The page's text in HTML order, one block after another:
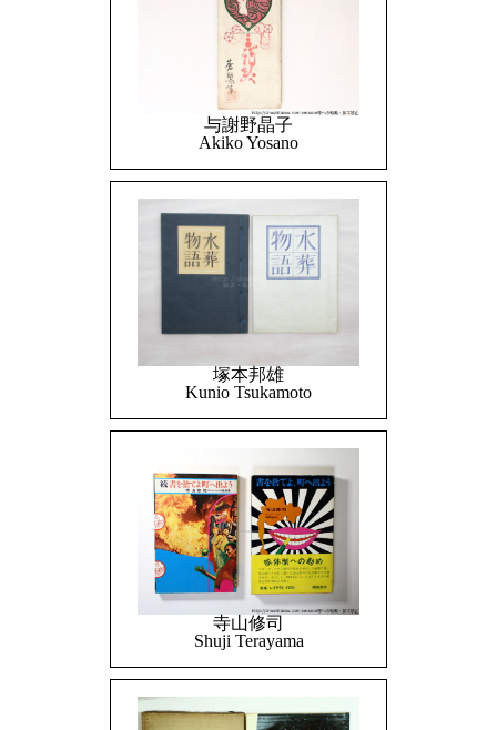
与謝野晶子
Akiko Yosano
塚本邦雄
Kunio Tsukamoto
寺山修司
Shuji Terayama